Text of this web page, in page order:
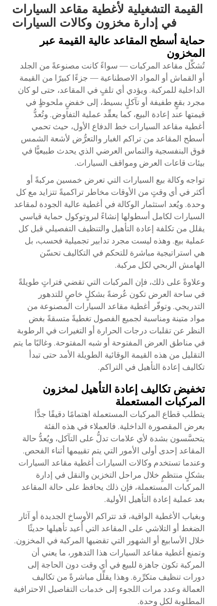
القيمة التشغيلية لأغطية مقاعد السيارات
في إدارة مخزون وكالات السيارات
حماية أسطح المقاعد عالية القيمة عبر
المخزون
تُشكِّل مقاعد المركبات — سواءً كانت مصنوعةً من الجلد
أو القماش أو المواد الاصطناعية — جزءًا كبيرًا من القيمة
الداخلية للمركبة. ويؤدي أي تلفٍ في المقاعد، حتى لو كان
مجرد بقعٍ طفيفة أو تآكلٍ بسيط، إلى خفضٍ ملحوظٍ في
قيمتها عند إعادة البيع، كما يعقِّد عملية التفاوض. وتُعدُّ
أغطية مقاعد السيارات خط الدفاع الأول، حيث تحمي
أسطح المقاعد من تراكم الغبار والتعرُّض لأشعة الشمس
فوق البنفسجية والتماس العرضي الذي يحدث طبيعيًّا في
بيئات قاعات العرض ومواقف السيارات.
تواجه وكالة بيع السيارات التي تعرض خمسين مركبةً أو
أكثر في أي وقتٍ من الأوقات مخاطر تراكميةً تتزايد مع كل
وحدة. ويُعد استثمار الوكالة في أغطية عالية الجودة لمقاعد
السيارات لكامل أسطولها إنشاءً لبروتوكول حماية قياسي
يقلل من تكلفة إعادة التأهيل والتنظيف التفصيلي قبل كل
عملية بيع. وهذه ليست مجرد تدابير تجميلية فحسب، بل
هي استراتيجية مباشرة للتحكم في التكاليف تحسّن
الهامش الربحي لكل مركبة.
وعلاوةً على ذلك، فإن المركبات التي تقضي فتراتٍ طويلةً
في ساحة العرض تكون عُرضةً بشكلٍ خاصٍ للتدهور
التدريجي. وتوفّر أغطية مقاعد السيارات المصنوعة من
مواد متينة ومناسبة لجميع الفصول تغطيةً متسقةً بغض
النظر عن تقلبات درجات الحرارة أو التغيرات في الرطوبة
في مناطق العرض المفتوحة أو شبه المفتوحة. وغالبًا ما يتم
التقليل من هذه القيمة الوقائية الطويلة الأمد حتى تبدأ
تكاليف إعادة التأهيل في التراكم.
تخفيض تكاليف إعادة التأهيل لمخزون
المركبات المستعملة
يتطلب قطاع المركبات المستعملة اهتمامًا دقيقًا جدًّا
بعرض المقصورة الداخلية. فالعملاء في هذه الفئة
يتحسَّسون بشدة لأي علامات تدلُّ على التآكل، ويُعدُّ حالة
المقاعد إحدى أولى الأمور التي يتم تقييمها أثناء الفحص.
وعندما تستخدم وكالات السيارات أغطية مقاعد السيارات
بشكلٍ منتظمٍ خلال مراحل التخزين والنقل في إدارة
المركبات المستعملة، فإن ذلك يحافظ على حالة المقاعد
بعد عملية إعادة التأهيل الأولية.
وبغياب الأغطية الواقية، قد تتراكم الأوساخ الجديدة أو آثار
الضغط أو التلاشي على المقاعد التي أُعيد تأهيلها حديثًا
خلال الأسابيع أو الشهور التي تقضيها المركبة في المخزون.
وتمنع أغطية مقاعد السيارات هذا التدهور، ما يعني أن
المركبة تكون جاهزة للبيع في أي وقت دون الحاجة إلى
دورات تنظيف متكرِّرة. وهذا يقلِّل مباشرةً من تكاليف
العمالة وعدد مرات اللجوء إلى خدمات التفاصيل الاحترافية
المطلوبة لكل وحدة.